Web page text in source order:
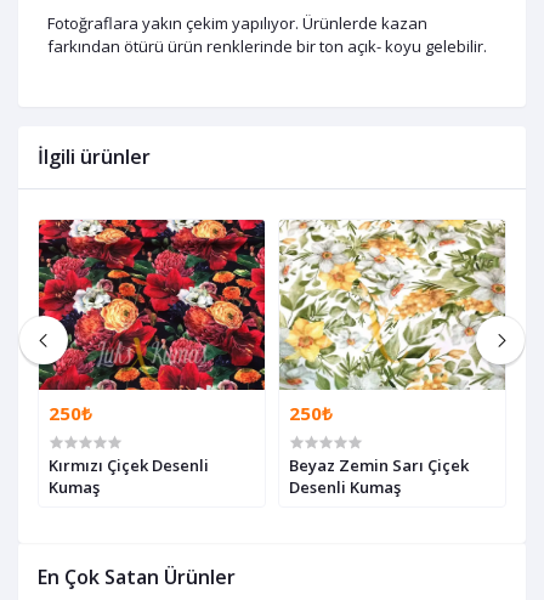
En Çok Satan Ürünler
Fotoğraflara yakın çekim yapılıyor. Ürünlerde kazan
farkından ötürü ürün renklerinde bir ton açık- koyu gelebilir.
İlgili ürünler
250₺
Kırmızı Çiçek Desenli
Kumaş
250₺
Beyaz Zemin Sarı Çiçek
Desenli Kumaş